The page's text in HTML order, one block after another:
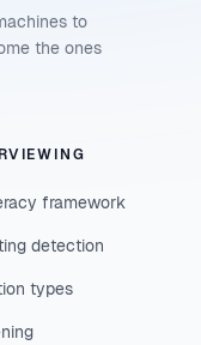
to
the ones
framework
detection
types